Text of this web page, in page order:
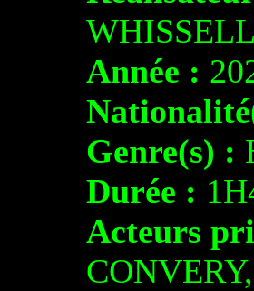
Année :
Genre(s) :
Durée :
Acteurs